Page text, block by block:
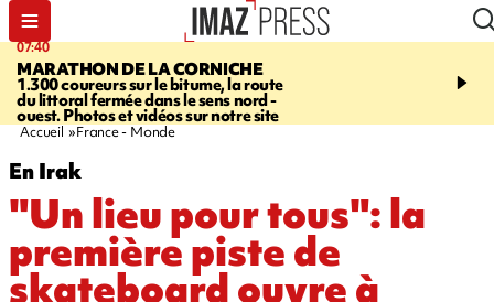
07:40
MARATHON DE LA CORNICHE
1.300 coureurs sur le bitume, la route
du littoral fermée dans le sens nord -
ouest. Photos et vidéos sur notre site
10:33
l’enfance - une
Accueil France - Monde
En Irak
"Un lieu pour tous": la
première piste de
skateboard ouvre à